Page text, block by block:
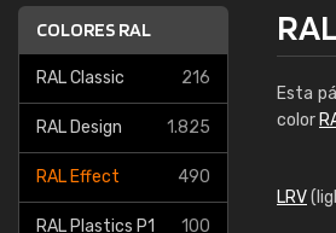
COLORES RAL
RAL Classic 216
RAL Design 1.825
RAL Effect 490
RAL Plastics P1 100
Esta
color
LRV